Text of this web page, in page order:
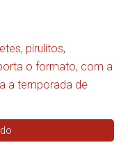
pirulitos,
o formato, com a
a temporada de